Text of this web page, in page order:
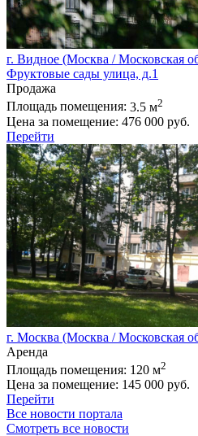
г. Видное (Москва / Московская
Фруктовые сады улица, д.1
Продажа
Площадь помещения: 3.5 м2
Цена за помещение: 476 000 руб.
Перейти
г. Москва (Москва / Московская
Аренда
Площадь помещения: 120 м2
Цена за помещение: 145 000 руб.
Перейти
Все новости портала
Смотреть все новости